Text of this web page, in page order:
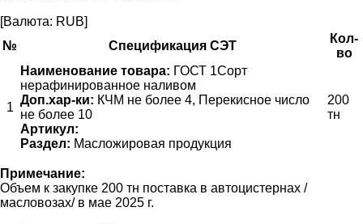
[Валюта: RUB]
№
Спецификация СЭТ
Кол-
во
1
Наименование товара: ГОСТ 1Сорт
нерафинированное наливом
Доп.хар-ки: КЧМ не более 4, Перекисное число
не более 10
Артикул:
Раздел: Масложировая продукция
200
тн
Примечание:
Объем к закупке 200 тн поставка в автоцистернах /
масловозах/ в мае 2025 г.